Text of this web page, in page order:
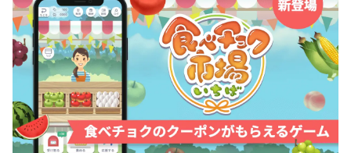
お受け取り後は冷蔵庫のチルド室又は冷蔵庫に入れて保
管し、おいしいうちになるべく早く食べていただくよう
にお願いします。
冷蔵庫：湿らせたキッチンペーパー等で包んでキッチン
用ポリ袋に入れて軽く口を閉じてチルド室に保管 賞味
期限目安約2週間
冷凍庫：ジッパー付パック（ジップロック等）に入れて